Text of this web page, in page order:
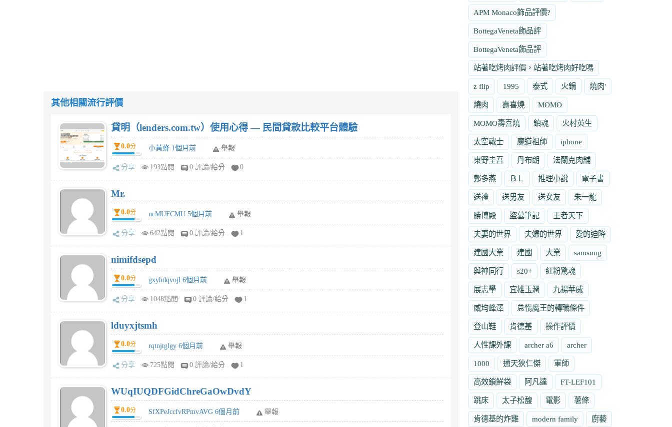
其他相關流行評價
貸明（lenders.com.tw）使用心得 — 民間貸款比較平台體驗
0.0分 小黃蜂 1個月前 舉報
分享 193點閱 0 評論/給分 0
Mr.
0.0分 ncMUFCMU 5個月前 舉報
分享 642點閱 0 評論/給分 1
nimifdsepd
0.0分 gxyhdqvojl 6個月前 舉報
分享 1048點閱 0 評論/給分 1
lduyxjtsmh
0.0分 rqtnjtglgy 6個月前 舉報
分享 725點閱 0 評論/給分 1
WUqIUQDFGidChreGaOwDvdY
0.0分 SfXPeJccfvRPmvAVG 6個月前 舉報
APM Monaco飾品評價?
BottegaVeneta飾品評
BottegaVeneta飾品評
站著吃烤肉評價，站著吃烤肉好吃嗎
z flip 1995 泰式 火鍋 燒肉'
燒肉 壽喜燒 MOMO
MOMO壽喜燒 鎮魂 火村英生
太空戰士 魔道祖師 iphone
東野圭吾 丹布朗 法蘭克肉舖
鄭多燕 ＢＬ 推理小說 電子書
送禮 送男友 送女友 朱一龍
勝博殿 盜墓筆記 王者天下
夫妻的世界 夫婦的世界 愛的迫降
建國大業 建國 大業 samsung
與神同行 s20+ 紅粉驚魂
展志學 宜雄玉潤 九揚華威
威均峰澤 怠惰魔王的轉職條件
登山鞋 肯德基 操作評價
人性課外課 archer a6 archer
1000 通天狄仁傑 軍師
高效鎖鮮袋 阿凡達 FT-LEF101
跳床 太子松馥 電影 薯條
肯德基的炸雞 modern family 廚藝